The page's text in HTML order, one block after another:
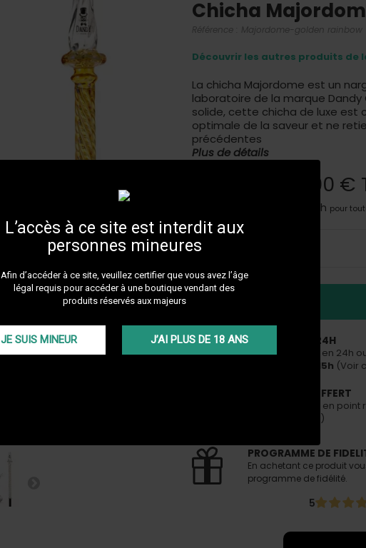
L’accès à ce site est interdit aux
personnes mineures
Afin d’accéder à ce site, veuillez certifier que vous avez l’âge
légal requis pour accéder à une boutique vendant des
produits réservés aux majeurs
JE SUIS MINEUR J’AI PLUS DE 18 ANS
Chicha
Référence : Majordome-golden rainbow
Découvrir les autres produits de
La chicha Majordome est un
laboratoire de la marque
solide, cette chicha de luxe est
optimale de la saveur et ne
précédentes
Plus de détails
149,00 €
Livraison 24h pour
Golden rainbow
LIVRAISON EN 24H
Faites vous livrer en 24h
passée avant 15h (Voir
TRANSPORT OFFERT
Livraison offerte en
(Voir conditions)
PROGRAMME DE
En achetant ce produit
programme de fidélité.
5